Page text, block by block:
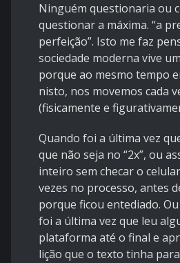
Ninguém questionaria ou
questionar a máxima. “a
perfeição”. Isto me faz
sociedade moderna vive
porque ao mesmo tempo
nisto, nos movemos cada
(fisicamente e
Quando foi a última vez
que não seja no “2x”, ou
inteiro sem checar o
vezes no processo, antes
porque ficou entediado.
foi a última vez que leu
plataforma até o final e
lição que o texto tinha